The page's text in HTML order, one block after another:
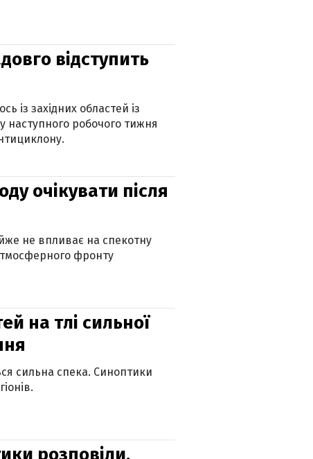
відступить
із західних областей із
робочого тижня
очікувати після
не впливає на спекотну
фронту
на тлі сильної
сильна спека. Синоптики
розповіли,